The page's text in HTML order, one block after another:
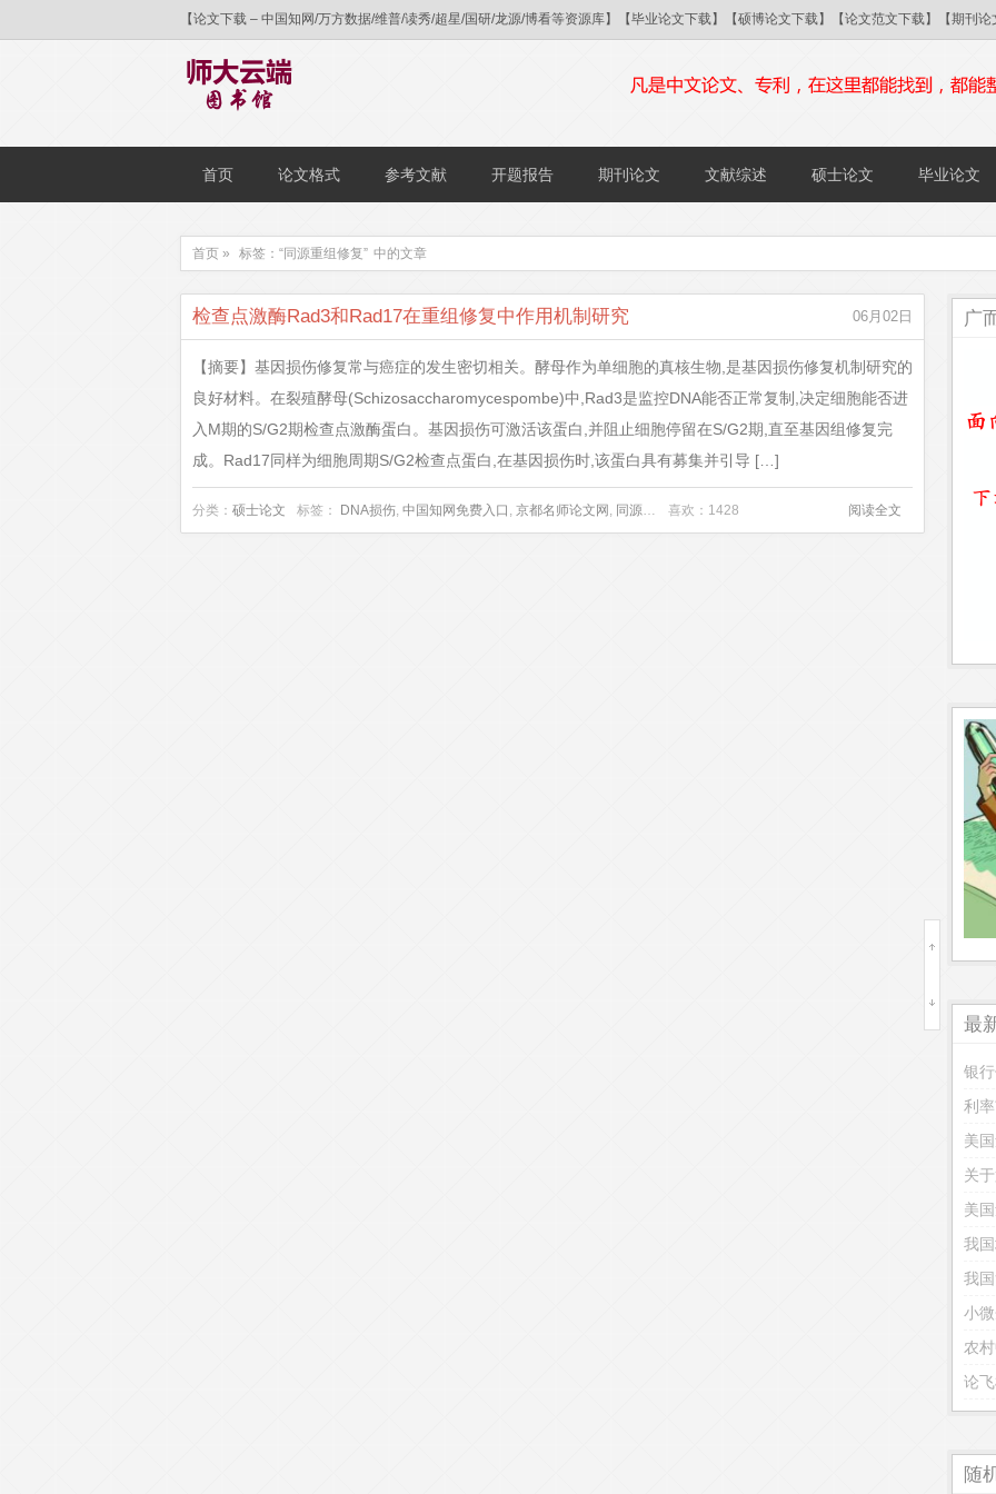
【论文下载 – 中国知网/万方数据/维普/读秀/超星/国研/龙源/博看等资源库】【毕业论文下载】【硕博论文下载】【论文范文下载】【期刊
首页 论文格式 参考文献 开题报告 期刊论文 文献综述 硕士论文 毕业论文
首页 » 标签：“同源重组修复” 中的文章
检查点激酶Rad3和Rad17在重组修复中作用机制研究 06月02日
【摘要】基因损伤修复常与癌症的发生密切相关。酵母作为单细胞的真核生物,是基因损伤修复机制研究的
良好材料。在裂殖酵母(Schizosaccharomycespombe)中,Rad3是监控DNA能否正常复制,决定细胞能否进
入M期的S/G2期检查点激酶蛋白。基因损伤可激活该蛋白,并阻止细胞停留在S/G2期,直至基因组修复完
成。Rad17同样为细胞周期S/G2检查点蛋白,在基因损伤时,该蛋白具有募集并引导 […]
分类： 硕士论文 标签： DNA损伤, 中国知网免费入口 , 京都名师论文网 , 同源重组修复 , 图片排版 检查点,美术教育论文 裂
喜欢：1428 阅读全文
广
最
银
利
美
关
我
小
农
论
随